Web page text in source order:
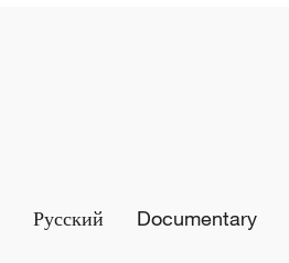
Русский Documentary